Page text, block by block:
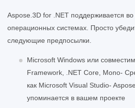
Aspose.3D for .NET поддерживается
операционных системах. Просто
следующие предпосылки.
Microsoft Windows или
Framework, .NET Core, Mono-
как Microsoft Visual Studio-
упоминается в вашем проекте